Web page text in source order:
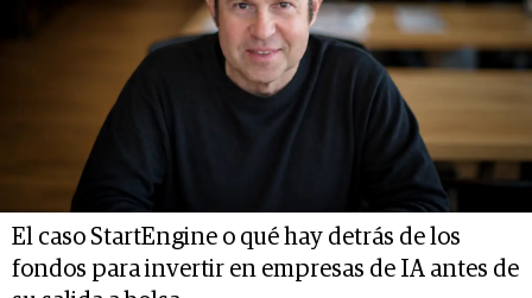
El caso StartEngine o qué hay detrás de los
fondos para invertir en empresas de IA antes de